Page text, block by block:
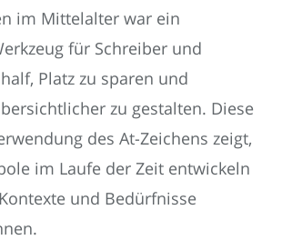
im Mittelalter war ein
für Schreiber und
Platz zu sparen und
zu gestalten. Diese
des At-Zeichens zeigt,
im Laufe der Zeit entwickeln
und Bedürfnisse